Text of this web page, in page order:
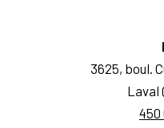
3625, boul.
Laval
450